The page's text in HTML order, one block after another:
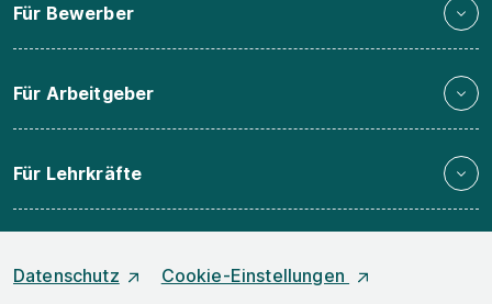
Für Bewerber
Für Arbeitgeber
Für Lehrkräfte
Datenschutz
Cookie-Einstellungen